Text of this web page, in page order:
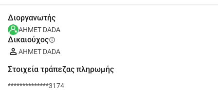
Διοργανωτής
AHMET DADA
Δικαιούχοςinfo
AHMET DADA
Στοιχεία τράπεζας πληρωμής
**************3174